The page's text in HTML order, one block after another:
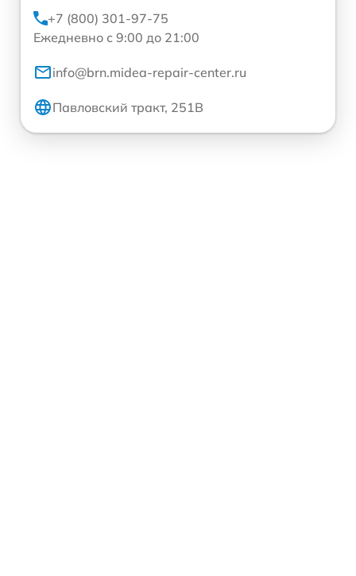
+7 (800) 301-97-75
Ежедневно с 9:00 до 21:00
info@brn.midea-repair-center.ru
Павловский тракт, 251В